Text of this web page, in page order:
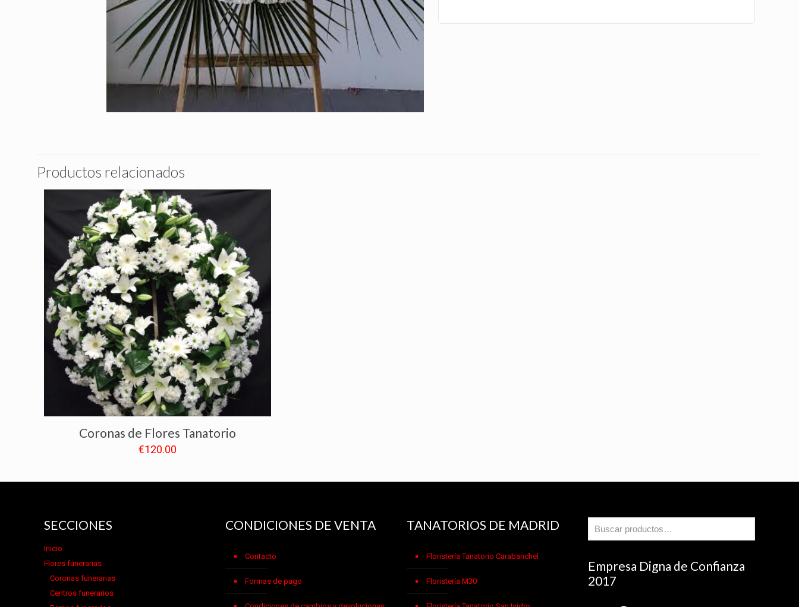
Productos relacionados
Coronas de Flores Tanatorio
€120.00
SECCIONES
Inicio
Flores funerarias
Coronas funerarias
Centros funerarios
CONDICIONES DE VENTA
Contacto
Formas de pago
TANATORIOS DE MADRID
Floristería Tanatorio Carabanchel
Floristería M30
Empresa Digna de Confianza
2017